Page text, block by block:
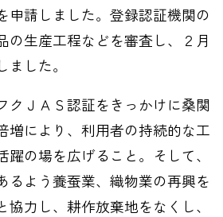
申請しました。登録認証機関の
の生産工程などを審査し、２月
した。
クＪＡＳ認証をきっかけに桑関
増により、利用者の持続的な工
の場を広げること。そして、
るよう養蚕業、織物業の再興を
力し、耕作放棄地をなくし、